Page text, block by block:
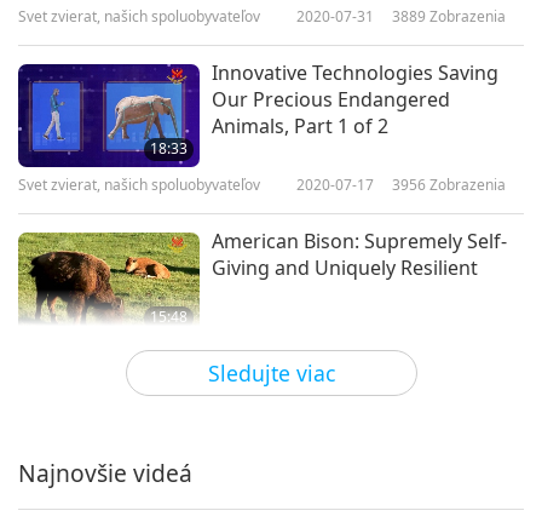
Sledujte viac
Svet zvierat, našich spoluobyvateľov 2020-07-31 3889 Zobrazenia
18:33
Innovative Technologies Saving
Our Precious Endangered
Animals, Part 1 of 2
Svet zvierat, našich spoluobyvateľov 2020-07-17 3956Zobrazenia
15:48
American Bison: Supremely Self-
Giving and Uniquely Resilient
Svet zvierat, našich spoluobyvateľov 2020-07-10 4660
16:23
Najnovšie videá